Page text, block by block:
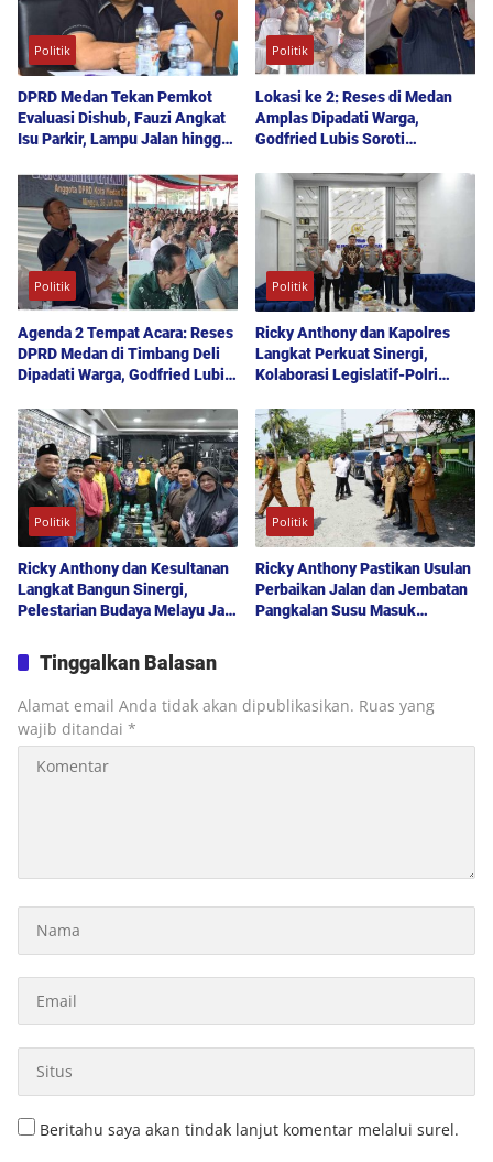
Politik
DPRD Medan Tekan Pemkot
Evaluasi Dishub, Fauzi Angkat
Isu Parkir, Lampu Jalan hingga
Politik
Lokasi ke 2: Reses di Medan
Amplas Dipadati Warga,
Godfried Lubis Soroti
hingga Penyerapan Aspirasi
Publik
Politik
Agenda 2 Tempat Acara: Reses
DPRD Medan di Timbang Deli
Dipadati Warga, Godfried Lubis
hingga Layanan UHC
Politik
Ricky Anthony dan Kapolres
Langkat Perkuat Sinergi,
Kolaborasi Legislatif-Polri
Kondusif
Politik
Ricky Anthony dan Kesultanan
Langkat Bangun Sinergi,
Pelestarian Budaya Melayu Jadi
Politik
Ricky Anthony Pastikan Usulan
Perbaikan Jalan dan Jembatan
Pangkalan Susu Masuk
Tinggalkan Balasan
Alamat email Anda tidak akan dipublikasikan. Ruas yang
wajib ditandai *
Beritahu saya akan tindak lanjut komentar melalui surel.